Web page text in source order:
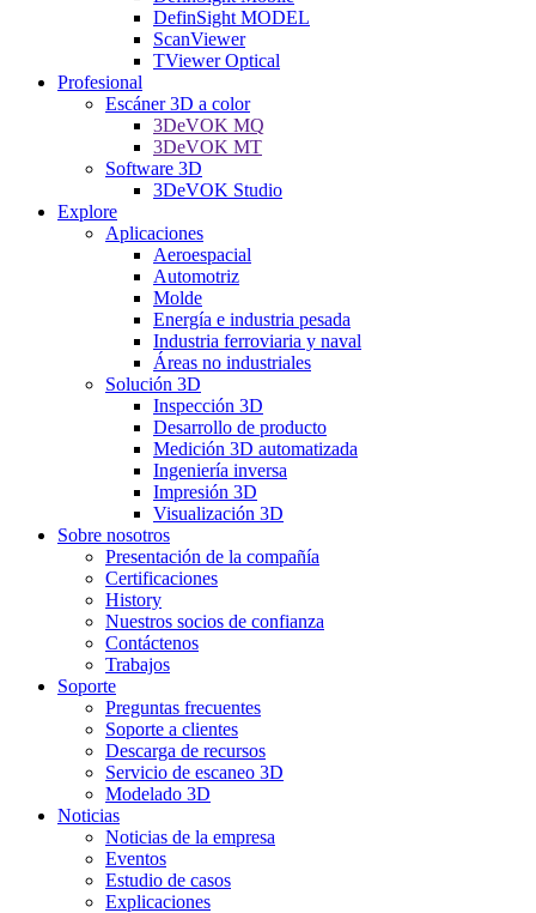
DefinSight MODEL
ScanViewer
TViewer Optical
Profesional
Escáner 3D a color
3DeVOK MQ
3DeVOK MT
Software 3D
3DeVOK Studio
Explore
Aplicaciones
Aeroespacial
Automotriz
Molde
Energía e industria pesada
Industria ferroviaria y naval
Áreas no industriales
Solución 3D
Inspección 3D
Desarrollo de producto
Medición 3D automatizada
Ingeniería inversa
Impresión 3D
Visualización 3D
Sobre nosotros
Presentación de la compañía
Certificaciones
History
Nuestros socios de confianza
Contáctenos
Trabajos
Soporte
Preguntas frecuentes
Soporte a clientes
Descarga de recursos
Servicio de escaneo 3D
Modelado 3D
Noticias
Noticias de la empresa
Eventos
Estudio de casos
Explicaciones